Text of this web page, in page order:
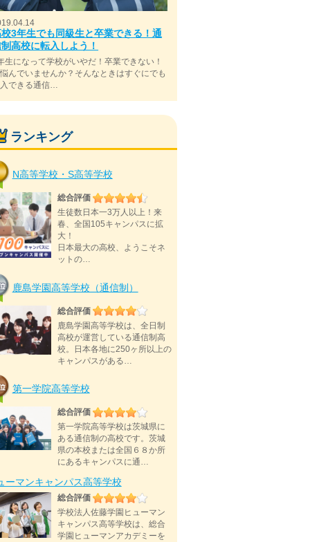
3年生でも同級生と卒業できる！通
高校に転入しよう！
生になって学校がいやだ！卒業できない！
んでいませんか？そんなときはすぐにでも
できる通信…
ランキング
N高等学校・S高等学校
総合評価
生徒数日本一3万人以上！来
春、全国105キャンパスに拡
大！
日本最大の高校、ようこそネ
ットの…
鹿島学園高等学校（通信制）
総合評価
鹿島学園高等学校は、全日制
高校が運営している通信制高
校。日本各地に250ヶ所以上の
キャンパスがある…
第一学院高等学校
総合評価
第一学院高等学校は茨城県に
ある通信制の高校です。茨城
県の本校または全国６８か所
にあるキャンパスに通…
ーマンキャンパス高等学校
総合評価
学校法人佐藤学園ヒューマン
キャンパス高等学校は、総合
学園ヒューマンアカデミーを